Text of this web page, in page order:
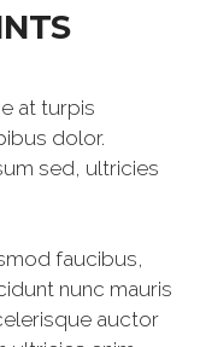
at turpis
dolor.
sed, ultricies
faucibus,
nunc mauris
auctor